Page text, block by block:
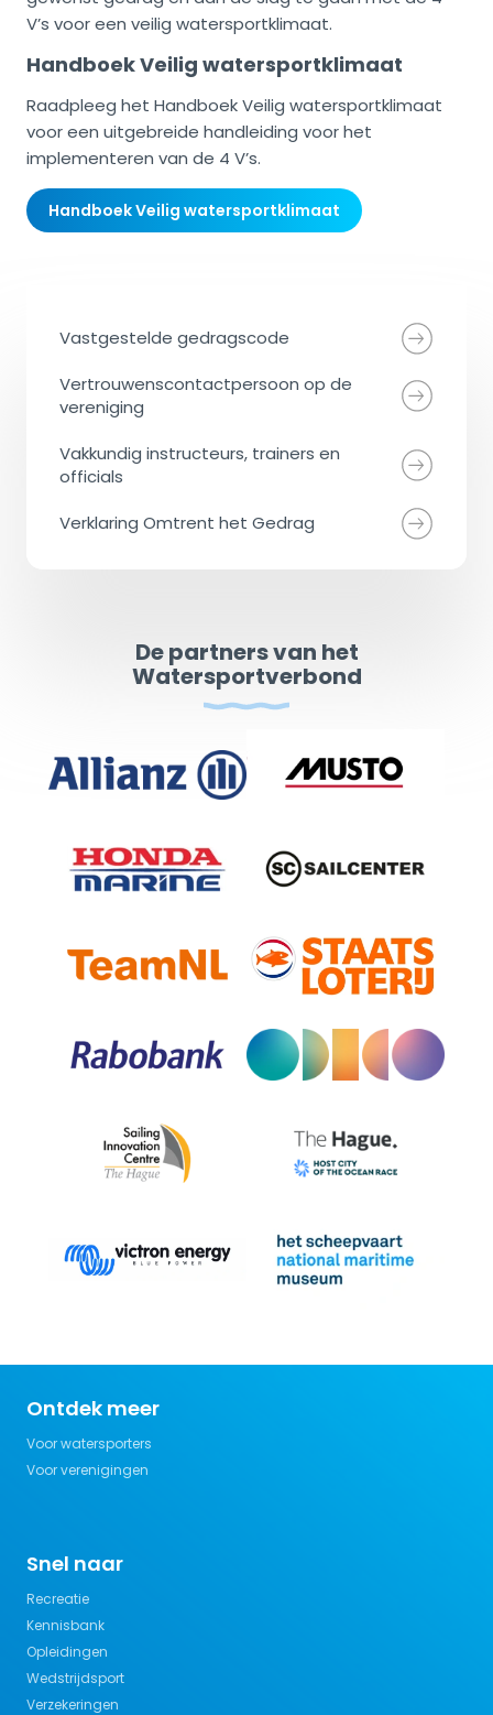
V’s voor een veilig watersportklimaat.
Handboek Veilig watersportklimaat
Raadpleeg het Handboek Veilig watersportklimaat
voor een uitgebreide handleiding voor het
implementeren van de 4 V’s.
Handboek Veilig watersportklimaat
Vastgestelde gedragscode
Vertrouwenscontactpersoon op de
vereniging
Vakkundig instructeurs, trainers en
officials
Verklaring Omtrent het Gedrag
De partners van het
Watersportverbond
Ontdek meer
Voor watersporters
Voor verenigingen
Snel naar
Recreatie
Kennisbank
Opleidingen
Wedstrijdsport
Verzekeringen